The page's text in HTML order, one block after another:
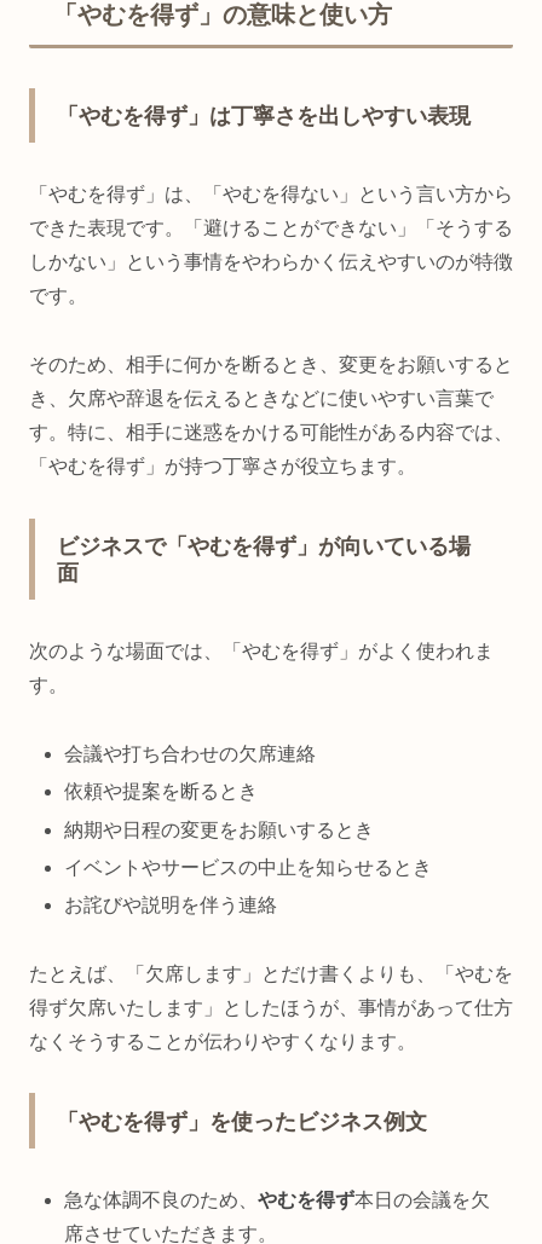
「やむを得ず」の意味と使い方
「やむを得ず」は丁寧さを出しやすい表現
「やむを得ず」は、「やむを得ない」という言い方から
できた表現です。「避けることができない」「そうする
しかない」という事情をやわらかく伝えやすいのが特徴
です。
そのため、相手に何かを断るとき、変更をお願いすると
き、欠席や辞退を伝えるときなどに使いやすい言葉で
す。特に、相手に迷惑をかける可能性がある内容では、
「やむを得ず」が持つ丁寧さが役立ちます。
ビジネスで「やむを得ず」が向いている場
面
次のような場面では、「やむを得ず」がよく使われま
す。
会議や打ち合わせの欠席連絡
依頼や提案を断るとき
納期や日程の変更をお願いするとき
イベントやサービスの中止を知らせるとき
お詫びや説明を伴う連絡
たとえば、「欠席します」とだけ書くよりも、「やむを
得ず欠席いたします」としたほうが、事情があって仕方
なくそうすることが伝わりやすくなります。
「やむを得ず」を使ったビジネス例文
急な体調不良のため、やむを得ず本日の会議を欠
席させていただきます。